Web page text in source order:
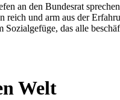
an den Bundesrat
und arm aus der
das alle
Welt